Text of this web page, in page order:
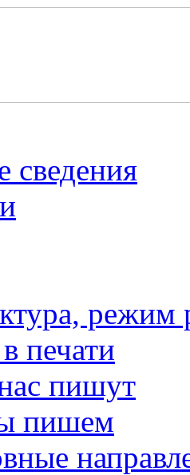
сведения
режим
печати
пишут
пишем